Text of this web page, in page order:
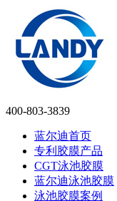
400-803-3839
蓝尔迪首页
专利胶膜产品
CGT泳池胶膜
蓝尔迪泳池胶膜
泳池胶膜案例